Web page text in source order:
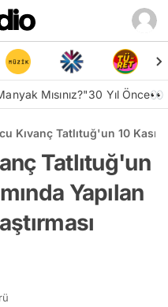
Mısınız?"30 Yıl Önce👀
Kıvanç Tatlıtuğ'un 10 Kasım
Tatlıtuğ'un
Yapılan